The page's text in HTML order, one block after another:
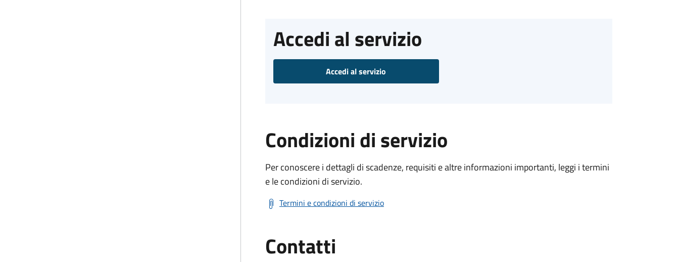
Accedi al servizio
Accedi al servizio
Condizioni di servizio
Per conoscere i dettagli di scadenze, requisiti e altre informazioni importanti, leggi i termini
e le condizioni di servizio.
Termini e condizioni di servizio
Contatti